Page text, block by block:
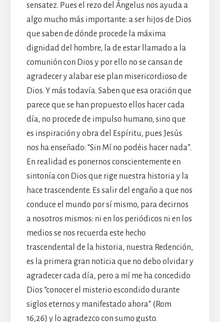
sensatez. Pues el rezo del Ángelus nos ayuda a
algo mucho más importante: a ser hijos de Dios
que saben de dónde procede la máxima
dignidad del hombre, la de estar llamado a la
comunión con Dios y por ello no se cansan de
agradecer y alabar ese plan misericordioso de
Dios. Y más todavía. Saben que esa oración que
parece que se han propuesto ellos hacer cada
día, no procede de impulso humano, sino que
es inspiración y obra del Espíritu, pues Jesús
nos ha enseñado: “Sin Mí no podéis hacer nada”.
En realidad es ponernos conscientemente en
sintonía con Dios que rige nuestra historia y la
hace trascendente. Es salir del engaño a que nos
conduce el mundo por sí mismo, para decirnos
a nosotros mismos: ni en los periódicos ni en los
medios se nos recuerda este hecho
trascendental de la historia, nuestra Redención,
es la primera gran noticia que no debo olvidar y
agradecer cada día, pero a mí me ha concedido
Dios “conocer el misterio escondido durante
siglos eternos y manifestado ahora” (Rom
16,26) y lo agradezco con sumo gusto.